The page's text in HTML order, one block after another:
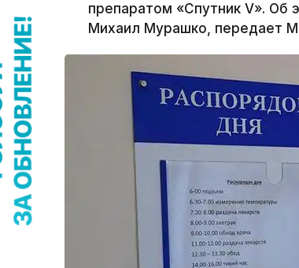
препаратом «Спутник V». Об
Михаил Мурашко, передает